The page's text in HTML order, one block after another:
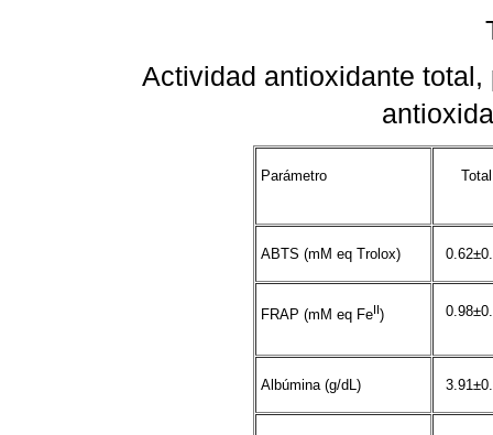
Actividad antioxidante
Parámetro Total
ABTS (mM eq Trolox)
FRAP (mM eq FeII)
Albúmina (g/dL)